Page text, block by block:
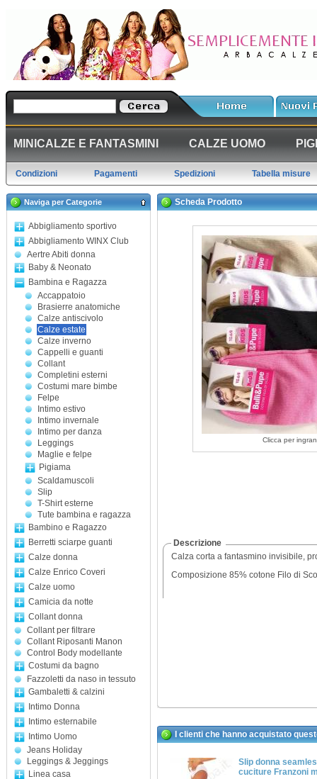
MINICALZE E FANTASMINI CALZE UOMO
Condizioni Pagamenti Spedizioni Tabella misure
Naviga per Categorie
Abbigliamento sportivo
Abbigliamento WINX Club
Aertre Abiti donna
Baby & Neonato
Bambina e Ragazza
Accappatoio
Brasierre anatomiche
Calze antiscivolo
Calze estate
Calze inverno
Cappelli e guanti
Collant
Completini esterni
Costumi mare bimbe
Felpe
Intimo estivo
Intimo invernale
Intimo per danza
Leggings
Maglie e felpe
Pigiama
Scaldamuscoli
Slip
T-Shirt esterne
Tute bambina e ragazza
Bambino e Ragazzo
Berretti sciarpe guanti
Calze donna
Calze Enrico Coveri
Calze uomo
Camicia da notte
Collant donna
Collant per filtrare
Collant Riposanti Manon
Control Body modellante
Costumi da bagno
Fazzoletti da naso in tessuto
Gambaletti & calzini
Intimo Donna
Intimo esternabile
Intimo Uomo
Jeans Holiday
Leggings & Jeggings
Linea casa
Scheda Prodotto
Clicca per
Descrizione
Calza corta a fantasmino invisibile,
Composizione 85% cotone Filo di
I clienti che hanno acquistato
Slip donna
cuciture Franzoni